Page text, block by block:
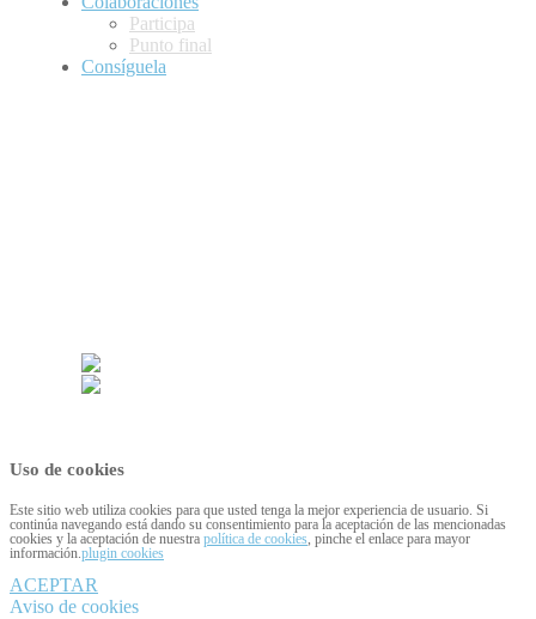
Participa
Punto final
Consíguela
Uso de cookies
Este sitio web utiliza cookies para que usted tenga la mejor experiencia de usuario. Si
continúa navegando está dando su consentimiento para la aceptación de las mencionadas
cookies y la aceptación de nuestra política de cookies , pinche el enlace para mayor
información. plugin cookies
ACEPTAR
Aviso de cookies